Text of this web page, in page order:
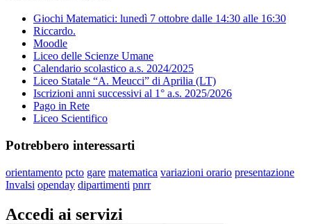
Giochi Matematici: lunedì 7 ottobre dalle 14:30 alle 16:30
Riccardo.
Moodle
Liceo delle Scienze Umane
Calendario scolastico a.s. 2024/2025
Liceo Statale “A. Meucci” di Aprilia (LT)
Iscrizioni anni successivi al 1° a.s. 2025/2026
Pago in Rete
Liceo Scientifico
Potrebbero interessarti
orientamento pcto gare matematica variazioni orario presentazione
Invalsi openday dipartimenti pnrr
Accedi ai servizi